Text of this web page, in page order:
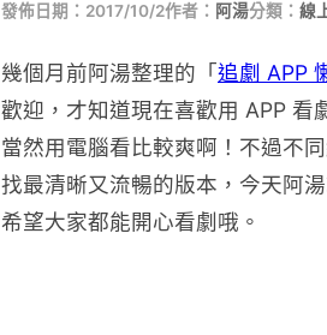
發佈日期：2017/10/2作者： 阿湯分類： 線
幾個月前阿湯整理的「追劇 APP
歡迎，才知道現在喜歡用 APP 看
當然用電腦看比較爽啊！不過不
找最清晰又流暢的版本，今天阿
希望大家都能開心看劇哦。